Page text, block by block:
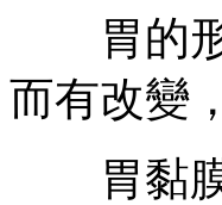
胃的形
而有改變
胃黏膜